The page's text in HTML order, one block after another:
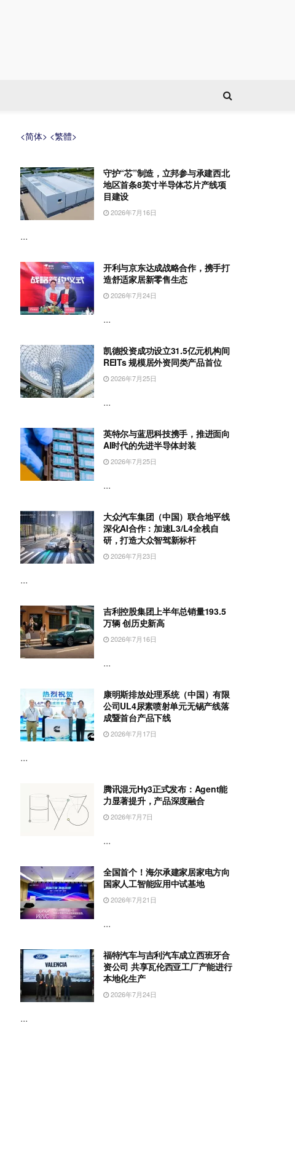
<简体> <繁體>
守护“芯”制造，立邦参与承建西北
地区首条8英寸半导体芯片产线项
目建设
2026年7月16日
...
开利与京东达成战略合作，携手打
造舒适家居新零售生态
2026年7月24日
...
凯德投资成功设立31.5亿元机构间
REITs 规模居外资同类产品首位
2026年7月25日
...
英特尔与蓝思科技携手，推进面向
AI时代的先进半导体封装
2026年7月25日
...
大众汽车集团（中国）联合地平线
深化AI合作：加速L3/L4全栈自
研，打造大众智驾新标杆
2026年7月23日
...
吉利控股集团上半年总销量193.5
万辆 创历史新高
2026年7月16日
...
康明斯排放处理系统（中国）有限
公司UL4尿素喷射单元无锡产线落
成暨首台产品下线
2026年7月17日
...
腾讯混元Hy3正式发布：Agent能
力显著提升，产品深度融合
2026年7月7日
...
全国首个！海尔承建家居家电方向
国家人工智能应用中试基地
2026年7月21日
...
福特汽车与吉利汽车成立西班牙合
资公司 共享瓦伦西亚工厂产能进行
本地化生产
2026年7月24日
...